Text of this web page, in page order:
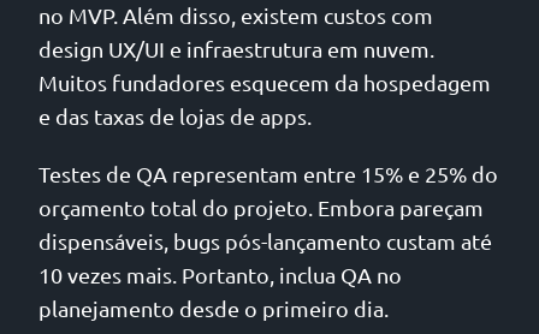
no MVP. Além disso, existem custos com
design UX/UI e infraestrutura em nuvem.
Muitos fundadores esquecem da hospedagem
e das taxas de lojas de apps.
Testes de QA representam entre 15% e 25% do
orçamento total do projeto. Embora pareçam
dispensáveis, bugs pós-lançamento custam até
10 vezes mais. Portanto, inclua QA no
planejamento desde o primeiro dia.